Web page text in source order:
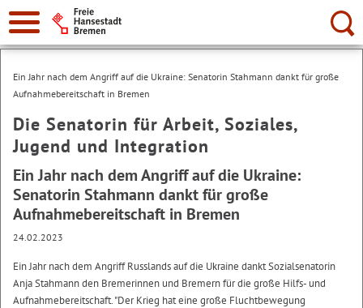
Suche:
Ein Jahr nach dem Angriff auf die Ukraine: Senatorin Stahmann dankt für große
Aufnahmebereitschaft in Bremen
Die Senatorin für Arbeit, Soziales,
Jugend und Integration
Ein Jahr nach dem Angriff auf die Ukraine:
Senatorin Stahmann dankt für große
Aufnahmebereitschaft in Bremen
24.02.2023
Ein Jahr nach dem Angriff Russlands auf die Ukraine dankt Sozialsenatorin
Anja Stahmann den Bremerinnen und Bremern für die große Hilfs- und
Aufnahmebereitschaft. "Der Krieg hat eine große Fluchtbewegung